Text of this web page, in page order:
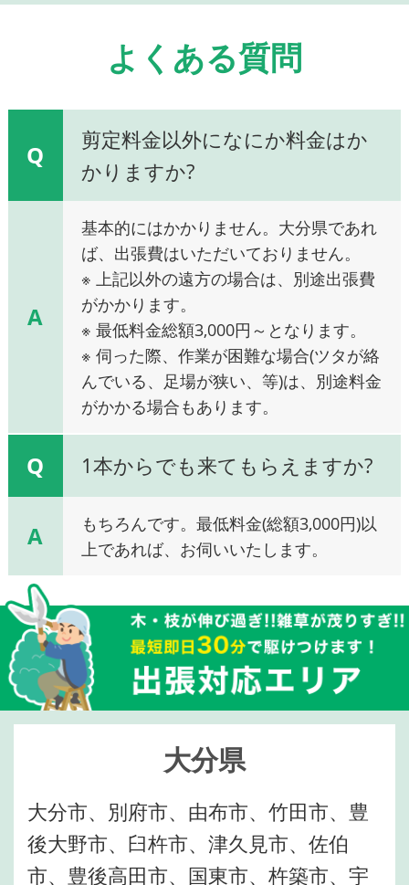
よくある質問
Q
剪定料金以外になにか料金はか
かりますか?
A
基本的にはかかりません。大分県であれ
ば、出張費はいただいておりません。
※ 上記以外の遠方の場合は、別途出張費
がかかります。
※ 最低料金総額3,000円～となります。
※ 伺った際、作業が困難な場合(ツタが絡
んでいる、足場が狭い、等)は、別途料金
がかかる場合もあります。
Q 1本からでも来てもらえますか?
A
もちろんです。最低料金(総額3,000円)以
上であれば、お伺いいたします。
大分県
大分市、別府市、由布市、竹田市、豊
後大野市、臼杵市、津久見市、佐伯
市、豊後高田市、国東市、杵築市、宇